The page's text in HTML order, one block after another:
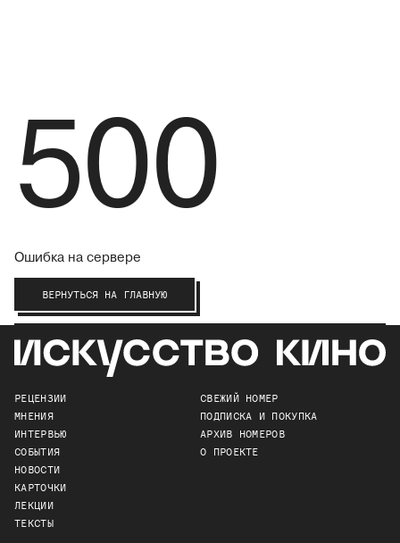
500
Ошибка на сервере
ВЕРНУТЬСЯ НА ГЛАВНУЮ
РЕЦЕНЗИИ
МНЕНИЯ
ИНТЕРВЬЮ
СОБЫТИЯ
НОВОСТИ
КАРТОЧКИ
ЛЕКЦИИ
ТЕКСТЫ
СВЕЖИЙ НОМЕР
ПОДПИСКА И ПОКУПКА
АРХИВ НОМЕРОВ
О ПРОЕКТЕ